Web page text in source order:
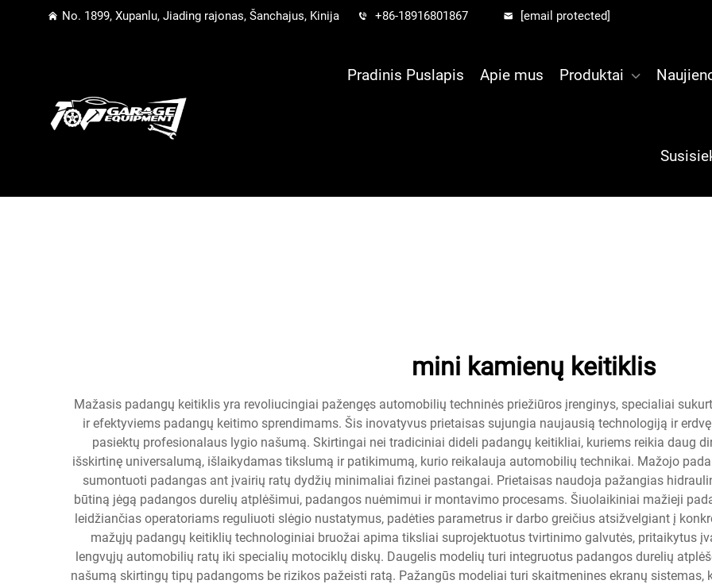
No. 1899, Xupanlu, Jiading rajonas, Šanchajus, Kinija +86-18916801867 [email protected]
Pradinis Puslapis Apie mus Produktai
mini kamienų keitiklis
Mažasis padangų keitiklis yra revoliucingiai pažengęs automobilių techninės priežiūros įrenginys, specialiai
ir efektyviems padangų keitimo sprendimams. Šis inovatyvus prietaisas sujungia naujausią technologiją ir
pasiektų profesionalaus lygio našumą. Skirtingai nei tradiciniai dideli padangų keitikliai, kuriems reikia daug
išskirtinę universalumą, išlaikydamas tikslumą ir patikimumą, kurio reikalauja automobilių technikai. Mažojo
sumontuoti padangas ant įvairių ratų dydžių minimaliai fizinei pastangai. Prietaisas naudoja pažangias
būtiną jėgą padangos durelių atplėšimui, padangos nuėmimui ir montavimo procesams. Šiuolaikiniai mažieji
leidžiančias operatoriams reguliuoti slėgio nustatymus, padėties parametrus ir darbo greičius atsižvelgiant į
mažųjų padangų keitiklių technologiniai bruožai apima tiksliai suprojektuotus tvirtinimo galvutės, pritaikytus
lengvųjų automobilių ratų iki specialių motociklų diskų. Daugelis modelių turi integruotus padangos durelių
našumą skirtingų tipų padangoms be rizikos pažeisti ratą. Pažangūs modeliai turi skaitmenines ekranų